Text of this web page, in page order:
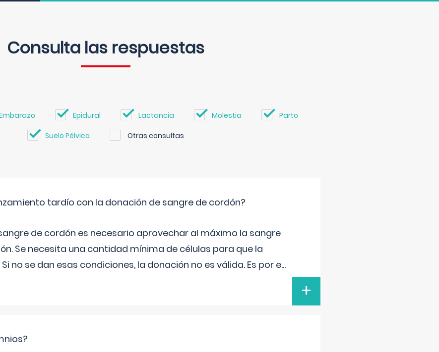
Consulta las respuestas
Epidural Lactancia Molestia Parto
Suelo Pélvico Otras consultas
tardío con la donación de sangre de cordón?
de cordón es necesario aprovechar al máximo la sangre
Se necesita una cantidad mínima de células para que la
no se dan esas condiciones, la donación no es válida. Es por e...
+